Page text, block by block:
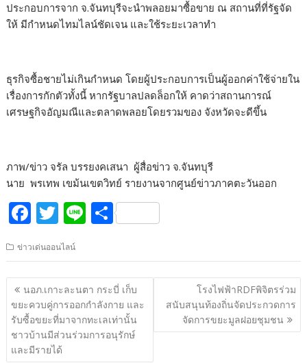
ประกอบการจาก จ.จันทบุรีจะนำพลอยมาซื้อขาย ณ สถานที่ที่รัฐจัด
ให้ มีกำหนดไทมไลน์ชัดเจน และใช้ระยะเวลาทำ
ธุรกิจซื้อชายไม่เกินกำหนด โดยผู้ประกอบการเป็นผู้ออกค่าใช้จ่ายใน
เรื่องการกักตัวทั้งนี้ หากรัฐบาลปลดล็อกให้ คาดว่าสถานการณ์
เศรษฐกิจอัญมณีและตลาดพลอยโดยรวมของ จังหวัดจะดีขึ้น
ภาพ/ข่าว จรัล บรรยงคเสนา ผู้สื่อข่าว จ.จันทบุรี
นาย พรเทพ เขม้นเขตวิทย์ รายงานจากศูนย์ข่าวภาคตะวันออก
F
e
b
o
o
k
T
w
itt
er
Li
e
S
ar
e
ข่าวเด่นออนไลน์
แนะแนว
เรื่อง
นอภ.เกาะละนตา กระบี่ เก็บ
ขยะควบคู่การออกกำลังกาย และ
รับซื้อขยะที่มาจากทะเลเท่านั้น
ชาวบ้านมีส่วนร่วมการอนุรักษ์
และมีรายได้
โรงไฟฟ้าRDFพิจิตรร่วม
สนับสนุนท้องถิ่นจัดประกวดการ
จัดการขยะมูลฝอยชุมชน